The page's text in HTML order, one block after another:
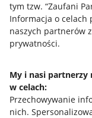
tym tzw. “Zaufani
Informacja o celach
naszych partnerów
prywatności.
My i nasi partnerzy
w celach:
Przechowywanie
nich.
Przydatne
Jak to działa
Allegro Gadane dla
Allegro Gadane dla